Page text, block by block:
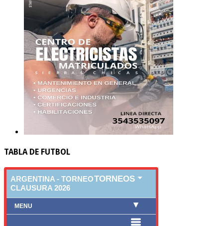
TABLA DE FUTBOL